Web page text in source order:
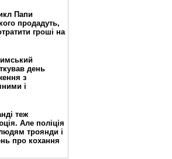
Папи
продадуть,
гроші на
день
з
і
теж
Але поліція
троянди і
про кохання